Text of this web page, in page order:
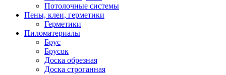
Потолочные системы
Пены, клеи, герметики
Герметики
Пиломатериалы
Брус
Брусок
Доска обрезная
Доска строганная